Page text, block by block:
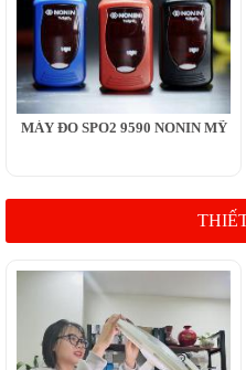
MÁY ĐO SPO2 9590 NONIN MỸ